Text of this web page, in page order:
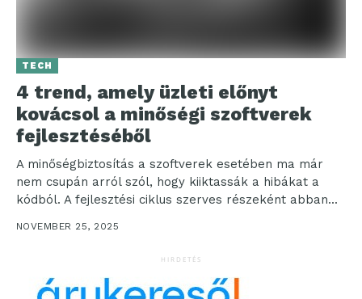
TECH
4 trend, amely üzleti előnyt
kovácsol a minőségi szoftverek
fejlesztéséből
A minőségbiztosítás a szoftverek esetében ma már
nem csupán arról szól, hogy kiiktassák a hibákat a
kódból. A fejlesztési ciklus szerves részeként abban...
NOVEMBER 25, 2025
HIRDETÉS